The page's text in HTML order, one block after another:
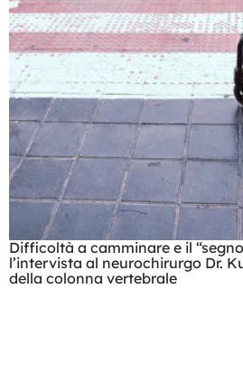
Difficoltà a camminare e il
l’intervista al neurochirurgo Dr.
della colonna vertebrale